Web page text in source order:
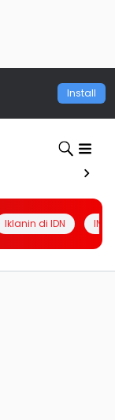
Install
Iklanin di IDN